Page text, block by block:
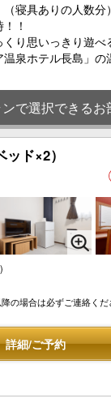
寝具ありの人数
！
り思いっきり遊べ
泉ホテル長島」
で選択できるお
ド×2）
の場合は必ずご連絡くだ
詳細/ご予約